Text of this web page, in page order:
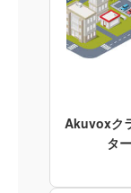
Akuvoxク
タ